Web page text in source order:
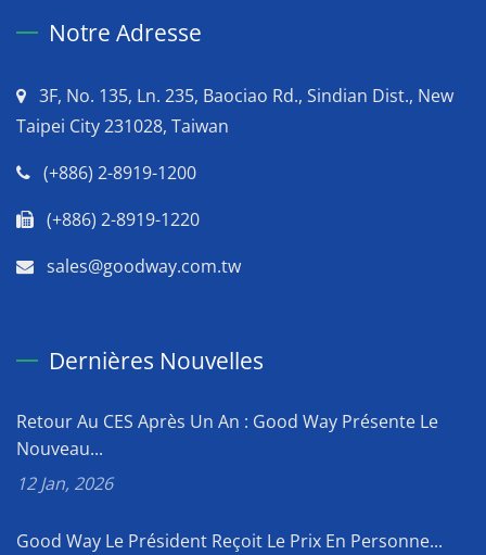
Notre Adresse
3F, No. 135, Ln. 235, Baociao Rd., Sindian Dist., New
Taipei City 231028, Taiwan
(+886) 2-8919-1200
(+886) 2-8919-1220
sales@goodway.com.tw
Dernières Nouvelles
Retour Au CES Après Un An : Good Way Présente Le
Nouveau...
12 Jan, 2026
Good Way Le Président Reçoit Le Prix En Personne...